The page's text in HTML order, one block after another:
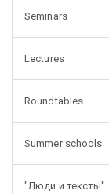
Seminars
Lectures
Roundtables
Summer schools
"Люди и тексты"